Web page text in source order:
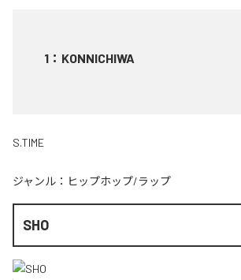
1 ： KONNICHIWA
S.TIME
ジャンル： ヒップホップ/ラップ
SHO